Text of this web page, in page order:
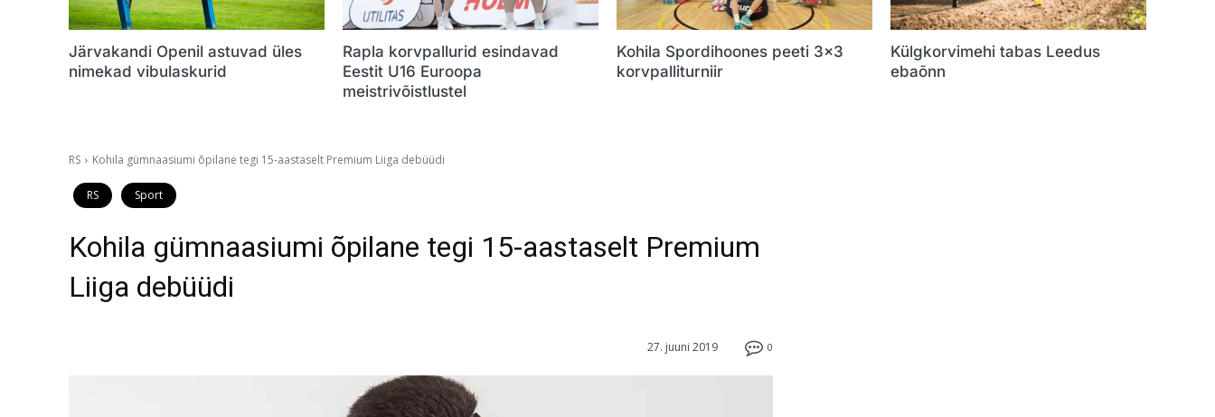
Järvakandi Openil astuvad üles
nimekad vibulaskurid
Rapla korvpallurid esindavad
Eestit U16 Euroopa
meistrivõistlustel
Kohila Spordihoones peeti 3×3
korvpalliturniir
Külgkorvimehi tabas Leedus
ebaõnn